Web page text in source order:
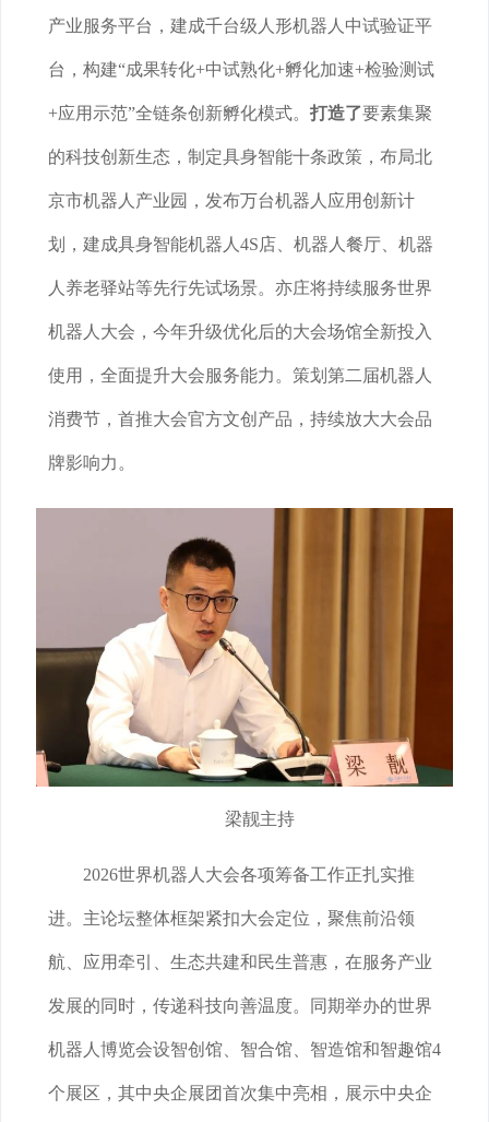
产业服务平台，建成千台级人形机器人中试验证平
台，构建“成果转化+中试熟化+孵化加速+检验测试
+应用示范”全链条创新孵化模式。 打造了要素集聚
的科技创新生态，制定具身智能十条政策，布局北
京市机器人产业园，发布万台机器人应用创新计
划，建成具身智能机器人4S店、机器人餐厅、机器
人养老驿站等先行先试场景。亦庄将持续服务世界
机器人大会，今年升级优化后的大会场馆全新投入
使用，全面提升大会服务能力。策划第二届机器人
消费节，首推大会官方文创产品，持续放大大会品
牌影响力。
梁靓主持
2026世界机器人大会各项筹备工作正扎实推
进。主论坛整体框架紧扣大会定位，聚焦前沿领
航、应用牵引、生态共建和民生普惠，在服务产业
发展的同时，传递科技向善温度。同期举办的世界
机器人博览会设智创馆、智合馆、智造馆和智趣馆4
个展区，其中央企展团首次集中亮相，展示中央企